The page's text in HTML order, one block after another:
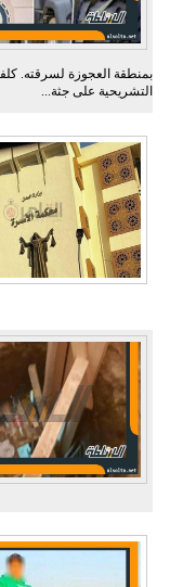
بمنطقة العجوزة لسرقته.
التشريحية على جثة...